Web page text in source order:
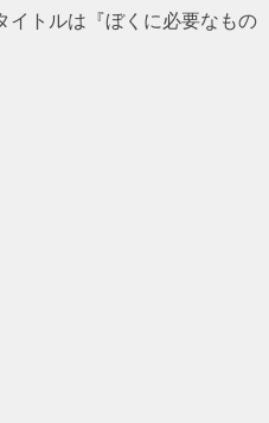
イトルは『ぼくに必要なもの